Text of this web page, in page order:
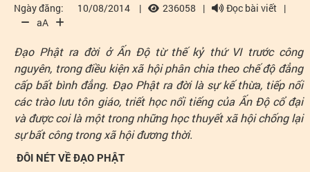
Ngày đăng: 10/08/2014 | 236058 | Đọc bài viết |
aA
Đạo Phật ra đời ở Ấn Độ từ thế kỷ thứ VI trước công
nguyên, trong điều kiện xã hội phân chia theo chế độ đẳng
cấp bất bình đẳng. Đạo Phật ra đời là sự kế thừa, tiếp nối
các trào lưu tôn giáo, triết học nổi tiếng của Ấn Độ cổ đại
và được coi là một trong những học thuyết xã hội chống lại
sự bất công trong xã hội đương thời.
ĐÔI NÉT VỀ ĐẠO PHẬT